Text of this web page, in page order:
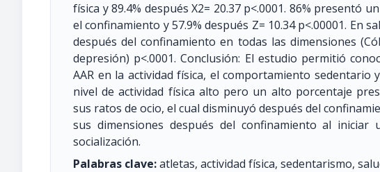
física y 89.4% después X2= 20.37 p<.0001. 86% presentó
el confinamiento y 57.9% después Z= 10.34 p<.00001. En
después del confinamiento en todas las dimensiones
depresión) p<.0001. Conclusión: El estudio permitió
AAR en la actividad física, el comportamiento sedentario
nivel de actividad física alto pero un alto porcentaje
sus ratos de ocio, el cual disminuyó después del
sus dimensiones después del confinamiento al
socialización.
Palabras clave:atletas, actividad física, sedentarismo,